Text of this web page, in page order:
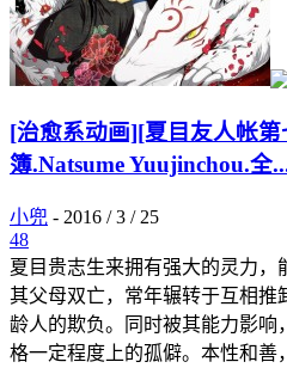
[治愈系动画][夏目友人帐
簿.Natsume Yuujinchou.全
小兜 - 2016 / 3 / 25
48
夏目贵志生来拥有强大的灵力，
其父母双亡，常年辗转于互相推
龄人的欺负。同时被其能力影响
格一定程度上的孤僻。本性和善